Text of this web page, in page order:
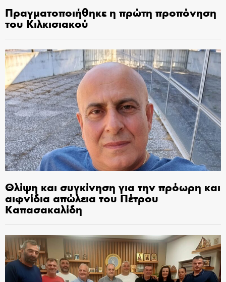
Πραγματοποιήθηκε η πρώτη προπόνηση
του Κιλκισιακού
Θλίψη και συγκίνηση για την πρόωρη και
αιφνίδια απώλεια του Πέτρου
Καπασακαλίδη